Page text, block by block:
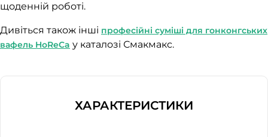
щоденній роботі.
Дивіться також інші професійні суміші для гонконгських
вафель HoReCa у каталозі Смакмакс.
ХАРАКТЕРИСТИКИ